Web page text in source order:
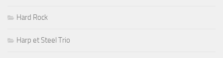
Hard Rock
Harp et Steel Trio